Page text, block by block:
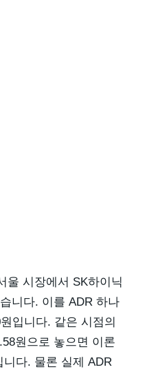
울 시장에서 SK하이닉
니다. 이를 ADR 하나
입니다. 같은 시점의
원으로 놓으면 이론
니다. 물론 실제 ADR